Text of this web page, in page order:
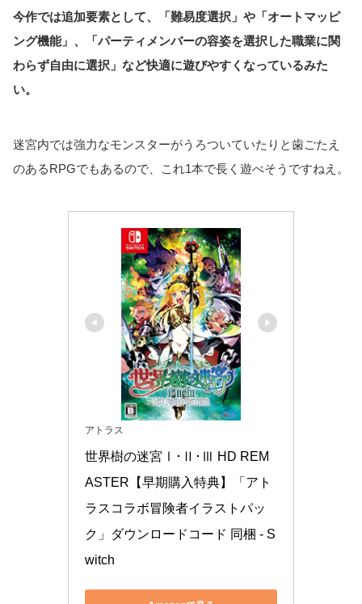
今作では追加要素として、「難易度選択」や「オートマッピ
ング機能」、「パーティメンバーの容姿を選択した職業に関
わらず自由に選択」など快適に遊びやすくなっているみた
い。
迷宮内では強力なモンスターがうろついていたりと歯ごたえ
のあるRPGでもあるので、これ1本で長く遊べそうですねえ。
アトラス
世界樹の迷宮Ⅰ･Ⅱ･Ⅲ HD REM
ASTER【早期購入特典】「アト
ラスコラボ冒険者イラストパッ
ク」ダウンロードコード 同梱 - S
witch